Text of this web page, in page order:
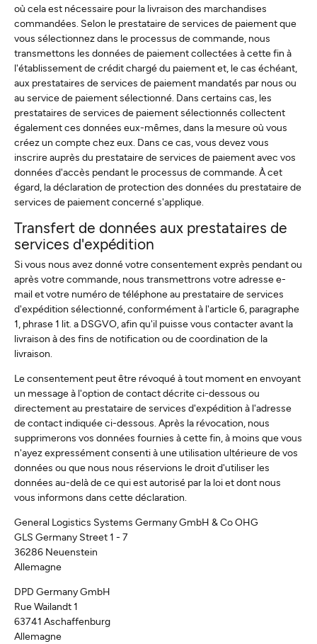
où cela est nécessaire pour la livraison des marchandises
commandées. Selon le prestataire de services de paiement que
vous sélectionnez dans le processus de commande, nous
transmettons les données de paiement collectées à cette fin à
l'établissement de crédit chargé du paiement et, le cas échéant,
aux prestataires de services de paiement mandatés par nous ou
au service de paiement sélectionné. Dans certains cas, les
prestataires de services de paiement sélectionnés collectent
également ces données eux-mêmes, dans la mesure où vous
créez un compte chez eux. Dans ce cas, vous devez vous
inscrire auprès du prestataire de services de paiement avec vos
données d'accès pendant le processus de commande. À cet
égard, la déclaration de protection des données du prestataire de
services de paiement concerné s'applique.
Transfert de données aux prestataires de
services d'expédition
Si vous nous avez donné votre consentement exprès pendant ou
après votre commande, nous transmettrons votre adresse e-
mail et votre numéro de téléphone au prestataire de services
d'expédition sélectionné, conformément à l'article 6, paragraphe
1, phrase 1 lit. a DSGVO, afin qu'il puisse vous contacter avant la
livraison à des fins de notification ou de coordination de la
livraison.
Le consentement peut être révoqué à tout moment en envoyant
un message à l'option de contact décrite ci-dessous ou
directement au prestataire de services d'expédition à l'adresse
de contact indiquée ci-dessous. Après la révocation, nous
supprimerons vos données fournies à cette fin, à moins que vous
n'ayez expressément consenti à une utilisation ultérieure de vos
données ou que nous nous réservions le droit d'utiliser les
données au-delà de ce qui est autorisé par la loi et dont nous
vous informons dans cette déclaration.
General Logistics Systems Germany GmbH & Co OHG
GLS Germany Street 1 - 7
36286 Neuenstein
Allemagne
DPD Germany GmbH
Rue Wailandt 1
63741 Aschaffenburg
Allemagne